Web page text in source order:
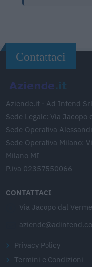
Contattaci
Aziende.it - Ad Intend Srl
Sede Legale: Via
Sede Operativa
Sede Operativa Milano:
Milano MI
P.iva 02357550066
CONTATTACI
Via Jacopo dal
Privacy Policy
Termini e Condizioni